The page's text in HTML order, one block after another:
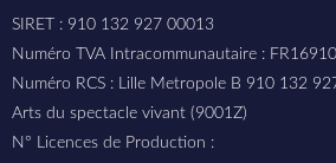
SIRET : 910 132 927 00013
Numéro TVA Intracommunautaire :
Numéro RCS : Lille Metropole B 910 132
Arts du spectacle vivant (9001Z)
N° Licences de Production :